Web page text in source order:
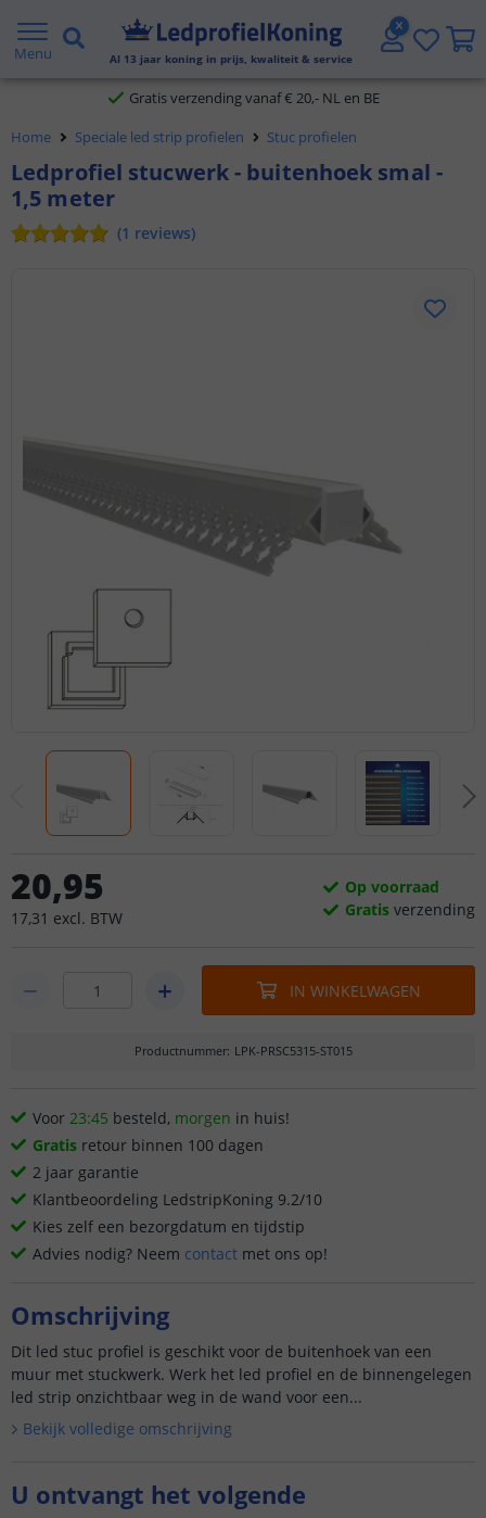
Menu Al 13 jaar koning in prijs, kwaliteit & service
2 jaar garantie
Gratis verzending vanaf € 20,- NL en BE
Klantbeoordeling 9.1
Home Speciale led strip profielen Stuc profielen
Ledprofiel stucwerk - buitenhoek smal -
1,5 meter
(1 reviews)
20,95
17,31 excl. BTW
Op voorraad
Gratis verzending
IN WINKELWAGEN
Productnummer: LPK-PRSC5315-ST015
Voor 23:45 besteld, morgen in huis!
Gratis retour binnen 100 dagen
2 jaar garantie
Klantbeoordeling LedstripKoning 9.2/10
Kies zelf een bezorgdatum en tijdstip
Advies nodig? Neem contact met ons op!
Omschrijving
Dit led stuc profiel is geschikt voor de buitenhoek van een
muur met stuckwerk. Werk het led profiel en de binnengelegen
led strip onzichtbaar weg in de wand voor een...
Bekijk volledige omschrijving
U ontvangt het volgende